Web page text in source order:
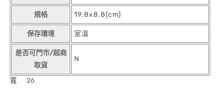
規格 19.8x8.8(cm)
保存環境 室溫
是否可門市/超商
取貨
N
寬 26